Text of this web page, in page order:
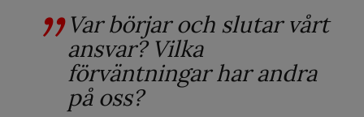
Var börjar och slutar vårt
ansvar? Vilka
förväntningar har andra
på oss?